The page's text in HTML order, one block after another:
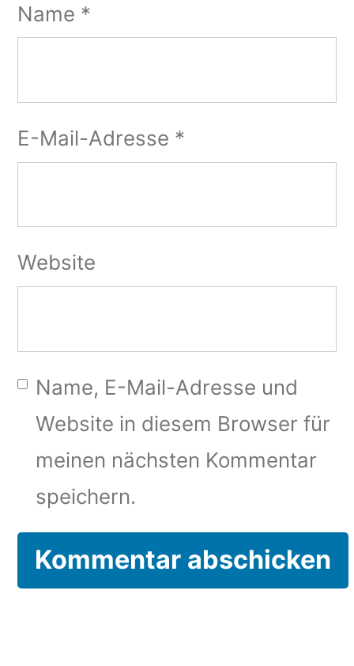
Name *
E-Mail-Adresse *
Website
Name, E-Mail-Adresse und
Website in diesem Browser für
meinen nächsten Kommentar
speichern.